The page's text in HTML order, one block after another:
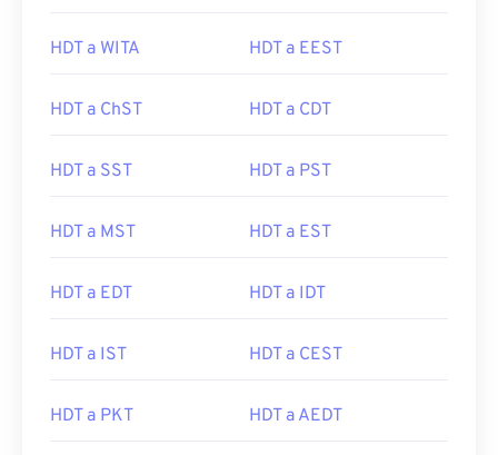
HDT a WITA HDT a EEST
HDT a ChST HDT a CDT
HDT a SST HDT a PST
HDT a MST HDT a EST
HDT a EDT HDT a IDT
HDT a IST HDT a CEST
HDT a PKT HDT a AEDT